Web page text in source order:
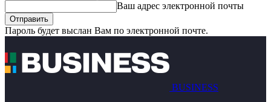
Ваш адрес электронной почты
Пароль будет выслан Вам по электронной почте.
BUSINESS